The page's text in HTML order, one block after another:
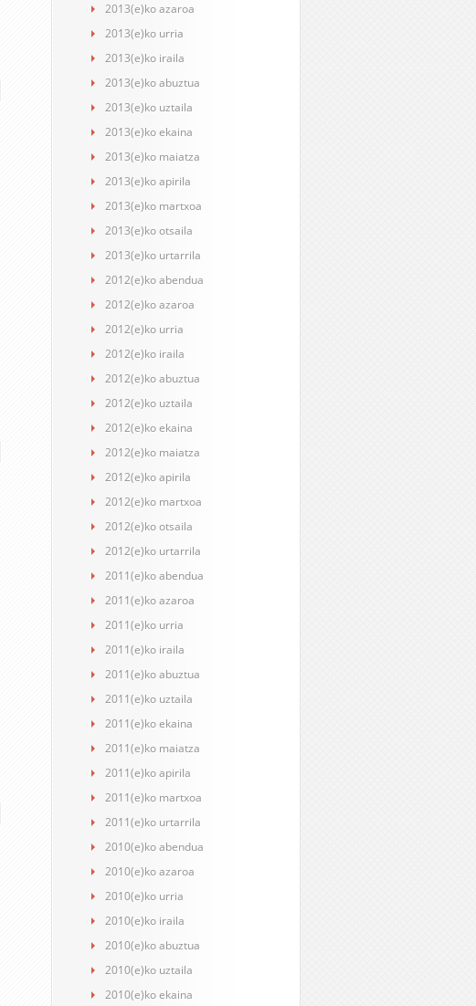
2013(e)ko azaroa
2013(e)ko urria
2013(e)ko iraila
2013(e)ko abuztua
2013(e)ko uztaila
2013(e)ko ekaina
2013(e)ko maiatza
2013(e)ko apirila
2013(e)ko martxoa
2013(e)ko otsaila
2013(e)ko urtarrila
2012(e)ko abendua
2012(e)ko azaroa
2012(e)ko urria
2012(e)ko iraila
2012(e)ko abuztua
2012(e)ko uztaila
2012(e)ko ekaina
2012(e)ko maiatza
2012(e)ko apirila
2012(e)ko martxoa
2012(e)ko otsaila
2012(e)ko urtarrila
2011(e)ko abendua
2011(e)ko azaroa
2011(e)ko urria
2011(e)ko iraila
2011(e)ko abuztua
2011(e)ko uztaila
2011(e)ko ekaina
2011(e)ko maiatza
2011(e)ko apirila
2011(e)ko martxoa
2011(e)ko urtarrila
2010(e)ko abendua
2010(e)ko azaroa
2010(e)ko urria
2010(e)ko iraila
2010(e)ko abuztua
2010(e)ko uztaila
2010(e)ko ekaina